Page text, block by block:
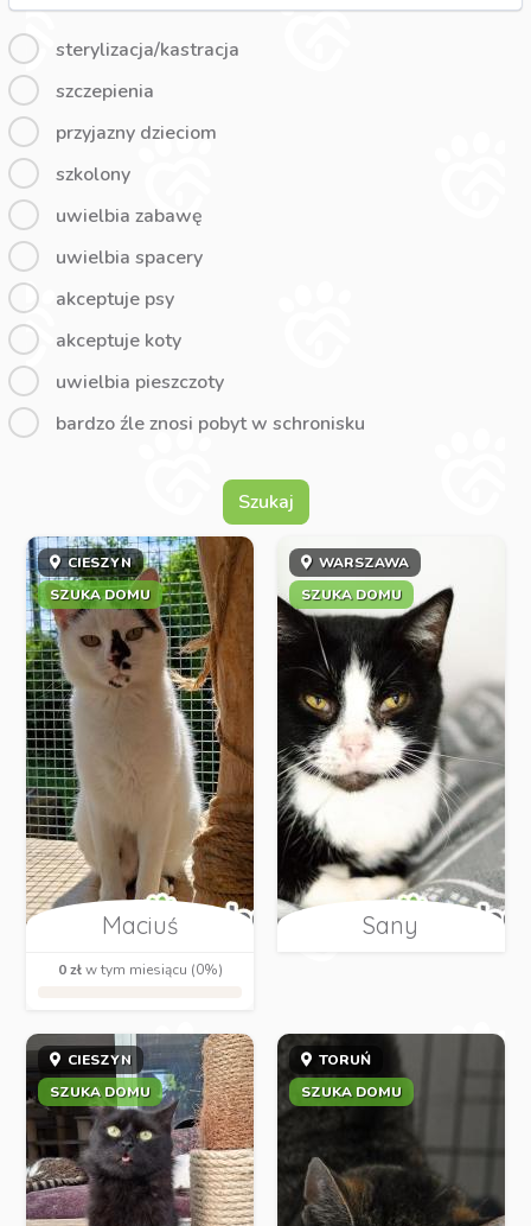
sterylizacja/kastracja
szczepienia
przyjazny dzieciom
szkolony
uwielbia zabawę
uwielbia spacery
akceptuje psy
akceptuje koty
uwielbia pieszczoty
bardzo źle znosi pobyt w schronisku
Szukaj
CIESZYN
SZUKA DOMU
Maciuś
0 złw tym miesiącu (0%)
WARSZAWA
SZUKA DOMU
Sany
CIESZYN
SZUKA DOMU
TORUŃ
SZUKA DOMU